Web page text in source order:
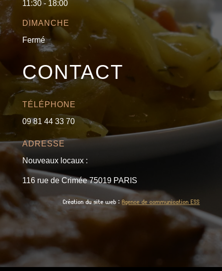
11:30 - 18:00
DIMANCHE
Fermé
CONTACT
TÉLÉPHONE
09 81 44 33 70
ADRESSE
Nouveaux locaux :
116 rue de Crimée 75019 PARIS
Création du site web :Agence de communication ESS